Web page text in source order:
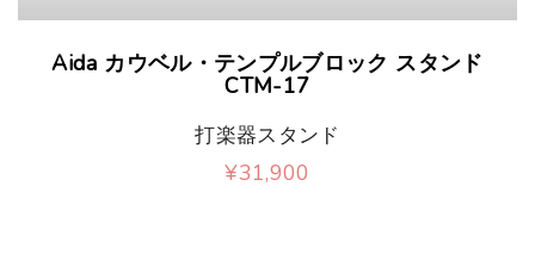
Aida カウベル・テンプルブロック スタンド
CTM-17
打楽器スタンド
¥31,900